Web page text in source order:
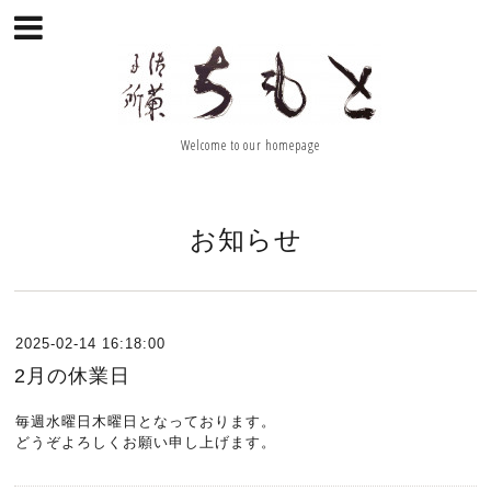
Welcome to our homepage
お知らせ
2025-02-14 16:18:00
2月の休業日
毎週水曜日木曜日となっております。
どうぞよろしくお願い申し上げます。